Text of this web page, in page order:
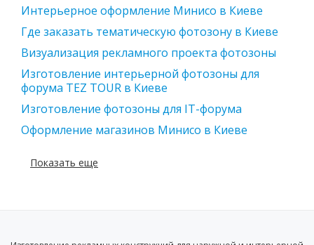
Интерьерное оформление Минисо в Киеве
Где заказать тематическую фотозону в Киеве
Визуализация рекламного проекта фотозоны
Изготовление интерьерной фотозоны для
форума TEZ TOUR в Киеве
Изготовление фотозоны для IT-форума
Оформление магазинов Минисо в Киеве
Показать еще